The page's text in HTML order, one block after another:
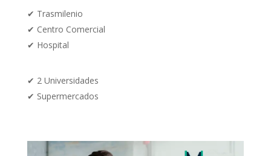
✔ Trasmilenio
✔ Centro Comercial
✔ Hospital
✔ 2 Universidades
✔ Supermercados